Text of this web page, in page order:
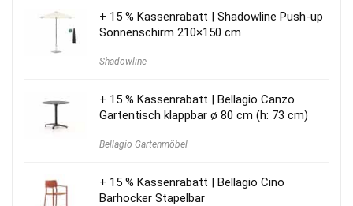
+ 15 % Kassenrabatt | Shadowline Push-up
Sonnenschirm 210×150 cm
Shadowline
+ 15 % Kassenrabatt | Bellagio Canzo
Gartentisch klappbar ø 80 cm (h: 73 cm)
Bellagio Gartenmöbel
+ 15 % Kassenrabatt | Bellagio Cino
Barhocker Stapelbar